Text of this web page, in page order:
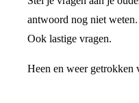
antwoord nog niet
Ook lastige vragen.
Heen en weer getrokken